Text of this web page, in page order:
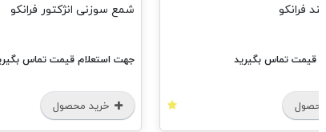
فرانکو
قیمت تماس بگیرید
شمع سوزنی انژکتور فرانکو
جهت استعلام قیمت تماس
خرید محصول